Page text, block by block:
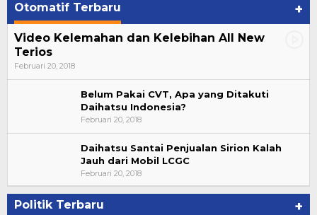
Otomatif Terbaru +
Video Kelemahan dan Kelebihan All New
Terios
Februari 20, 2018
Belum Pakai CVT, Apa yang Ditakuti
Daihatsu Indonesia?
Februari 20, 2018
Daihatsu Santai Penjualan Sirion Kalah
Jauh dari Mobil LCGC
Februari 20, 2018
Politik Terbaru +
Bupati Ahmad Hijazi, Hadiri Paripurna Hasil
Penetapan Paslon Bupati dan Wabup Te…
Di NASIONAL, POLITIK, REJANG LEBONG